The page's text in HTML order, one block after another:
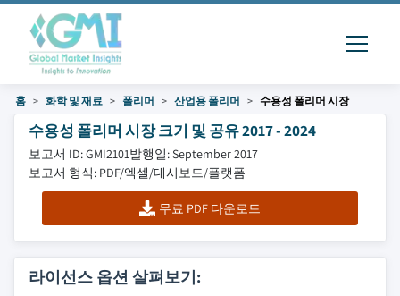
홈 화학 및 재료 폴리머 산업용 폴리머 수용성 폴리머 시장
수용성 폴리머 시장 크기 및 공유 2017 - 2024
보고서 ID: GMI2101발행일: September 2017
보고서 형식: PDF/엑셀/대시보드/플랫폼
무료 PDF 다운로드
라이선스 옵션 살펴보기: